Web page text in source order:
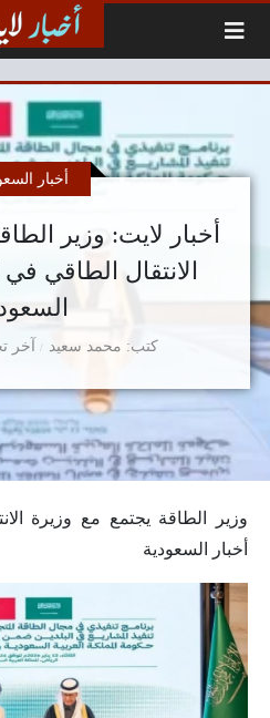
أخبار لايت: وزير
الانتقال الطاقي
كتب محمد سعيد
أخبار
آخر
وزير الطاقة يجتمع مع وزيرة
أخبار السعودية